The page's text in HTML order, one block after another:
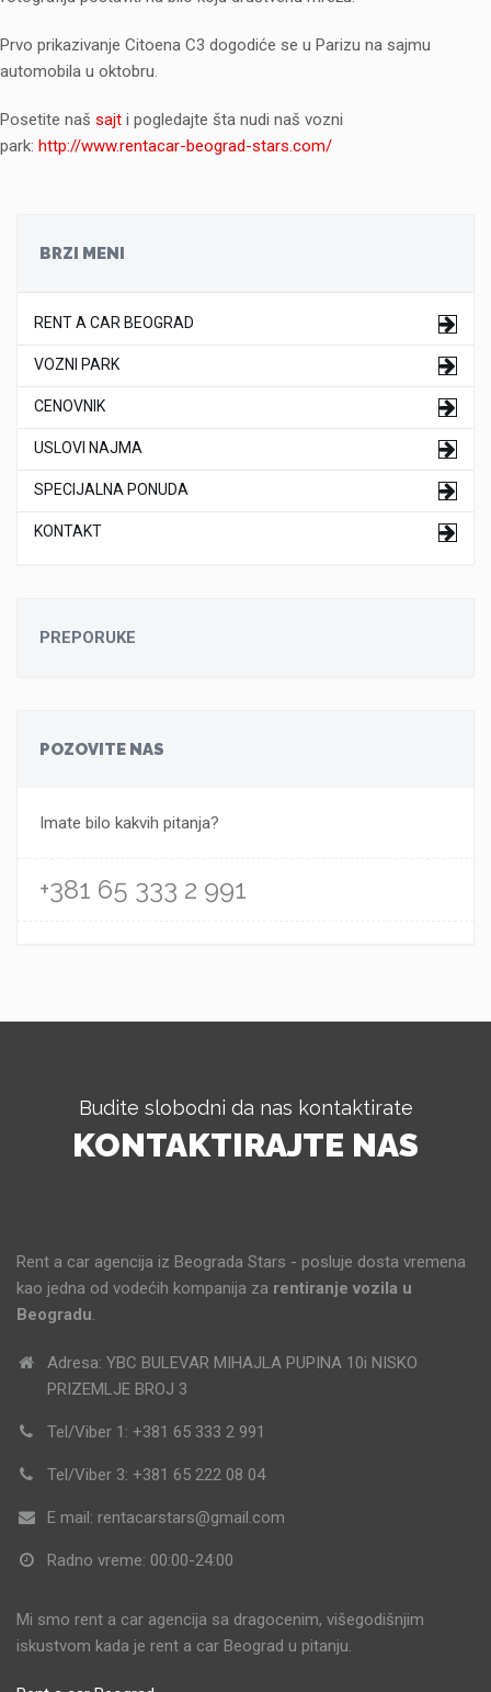
Prvo prikazivanje Citoena C3 dogodiće se u Parizu na sajmu
automobila u oktobru.
Posetite naš sajt i pogledajte šta nudi naš vozni
park: http://www.rentacar-beograd-stars.com/
BRZI MENI
RENT A CAR BEOGRAD
VOZNI PARK
CENOVNIK
USLOVI NAJMA
SPECIJALNA PONUDA
KONTAKT
PREPORUKE
POZOVITE NAS
Imate bilo kakvih pitanja?
+381 65 333 2 991
Budite slobodni da nas kontaktirate
KONTAKTIRAJTE NAS
Rent a car agencija iz Beograda Stars - posluje dosta vremena
kao jedna od vodećih kompanija za rentiranje vozila u
Beogradu.
Adresa: YBC BULEVAR MIHAJLA PUPINA 10i NISKO
PRIZEMLJE BROJ 3
Tel/Viber 1: +381 65 333 2 991
Tel/Viber 3: +381 65 222 08 04
E mail: rentacarstars@gmail.com
Radno vreme: 00:00-24:00
Mi smo rent a car agencija sa dragocenim, višegodišnjim
iskustvom kada je rent a car Beograd u pitanju.